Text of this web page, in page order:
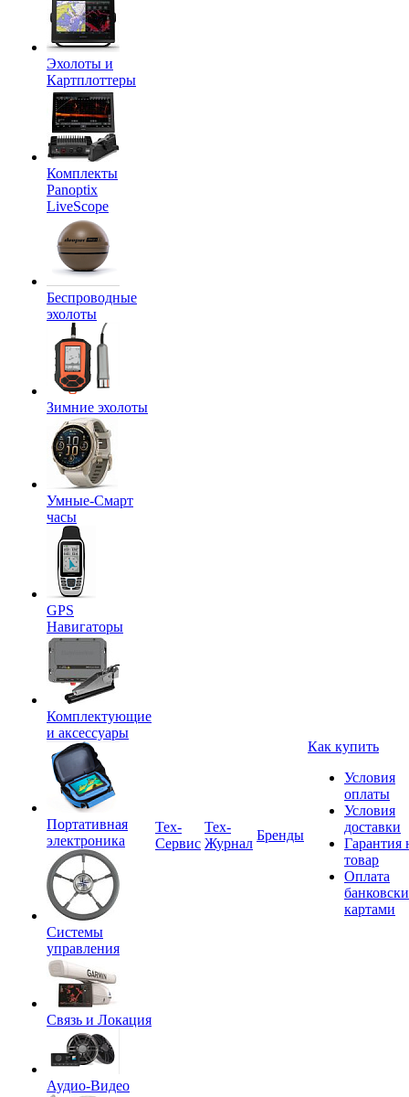
Эхолоты и
Картплоттеры
Комплекты
Panoptix
LiveScope
Беспроводные
эхолоты
Зимние эхолоты
Умные-Смарт
часы
GPS
Навигаторы
Комплектующие
и аксессуары
Портативная
электроника
Системы
управления
Связь и Локация
Аудио-Видео
Tex-
Сервис
Тех-
Журнал
Бренды
Как купить
Условия
оплаты
Условия
доставки
Гарантия
товар
Оплата
картами